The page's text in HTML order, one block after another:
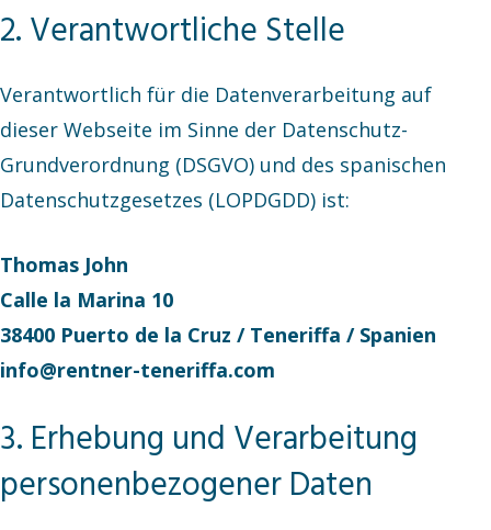
2. Verantwortliche Stelle
Verantwortlich für die Datenverarbeitung auf
dieser Webseite im Sinne der Datenschutz-
Grundverordnung (DSGVO) und des spanischen
Datenschutzgesetzes (LOPDGDD) ist:
Thomas John
Calle la Marina 10
38400 Puerto de la Cruz / Teneriffa / Spanien
info@rentner-teneriffa.com
3. Erhebung und Verarbeitung
personenbezogener Daten